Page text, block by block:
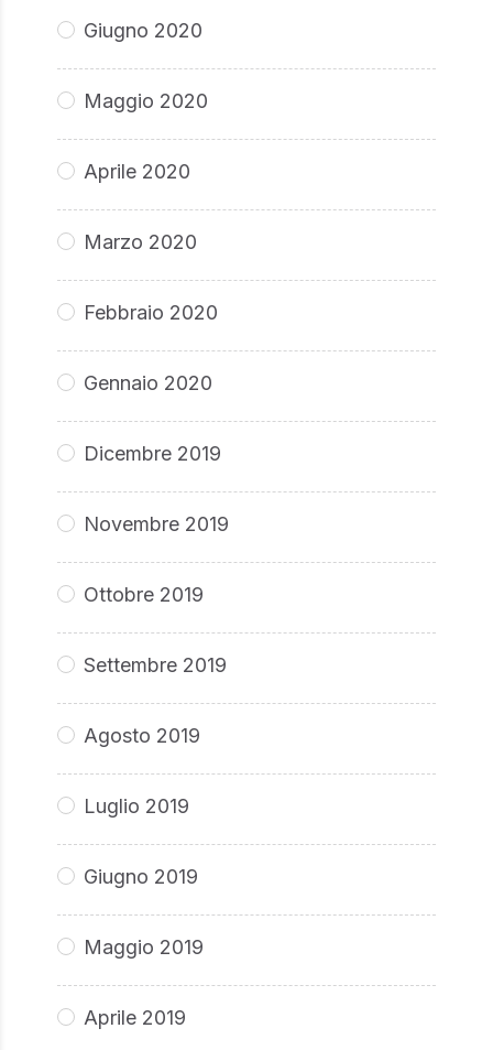
Giugno 2020
Maggio 2020
Aprile 2020
Marzo 2020
Febbraio 2020
Gennaio 2020
Dicembre 2019
Novembre 2019
Ottobre 2019
Settembre 2019
Agosto 2019
Luglio 2019
Giugno 2019
Maggio 2019
Aprile 2019